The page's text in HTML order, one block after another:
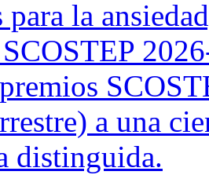
para la
a una
distinguida.